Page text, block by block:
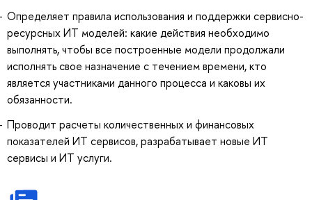
Определяет правила использования и поддержки сервисно-
ресурсных ИТ моделей: какие действия необходимо
выполнять, чтобы все построенные модели продолжали
исполнять свое назначение с течением времени, кто
является участниками данного процесса и каковы их
обязанности.
Проводит расчеты количественных и финансовых
показателей ИТ сервисов, разрабатывает новые ИТ
сервисы и ИТ услуги.